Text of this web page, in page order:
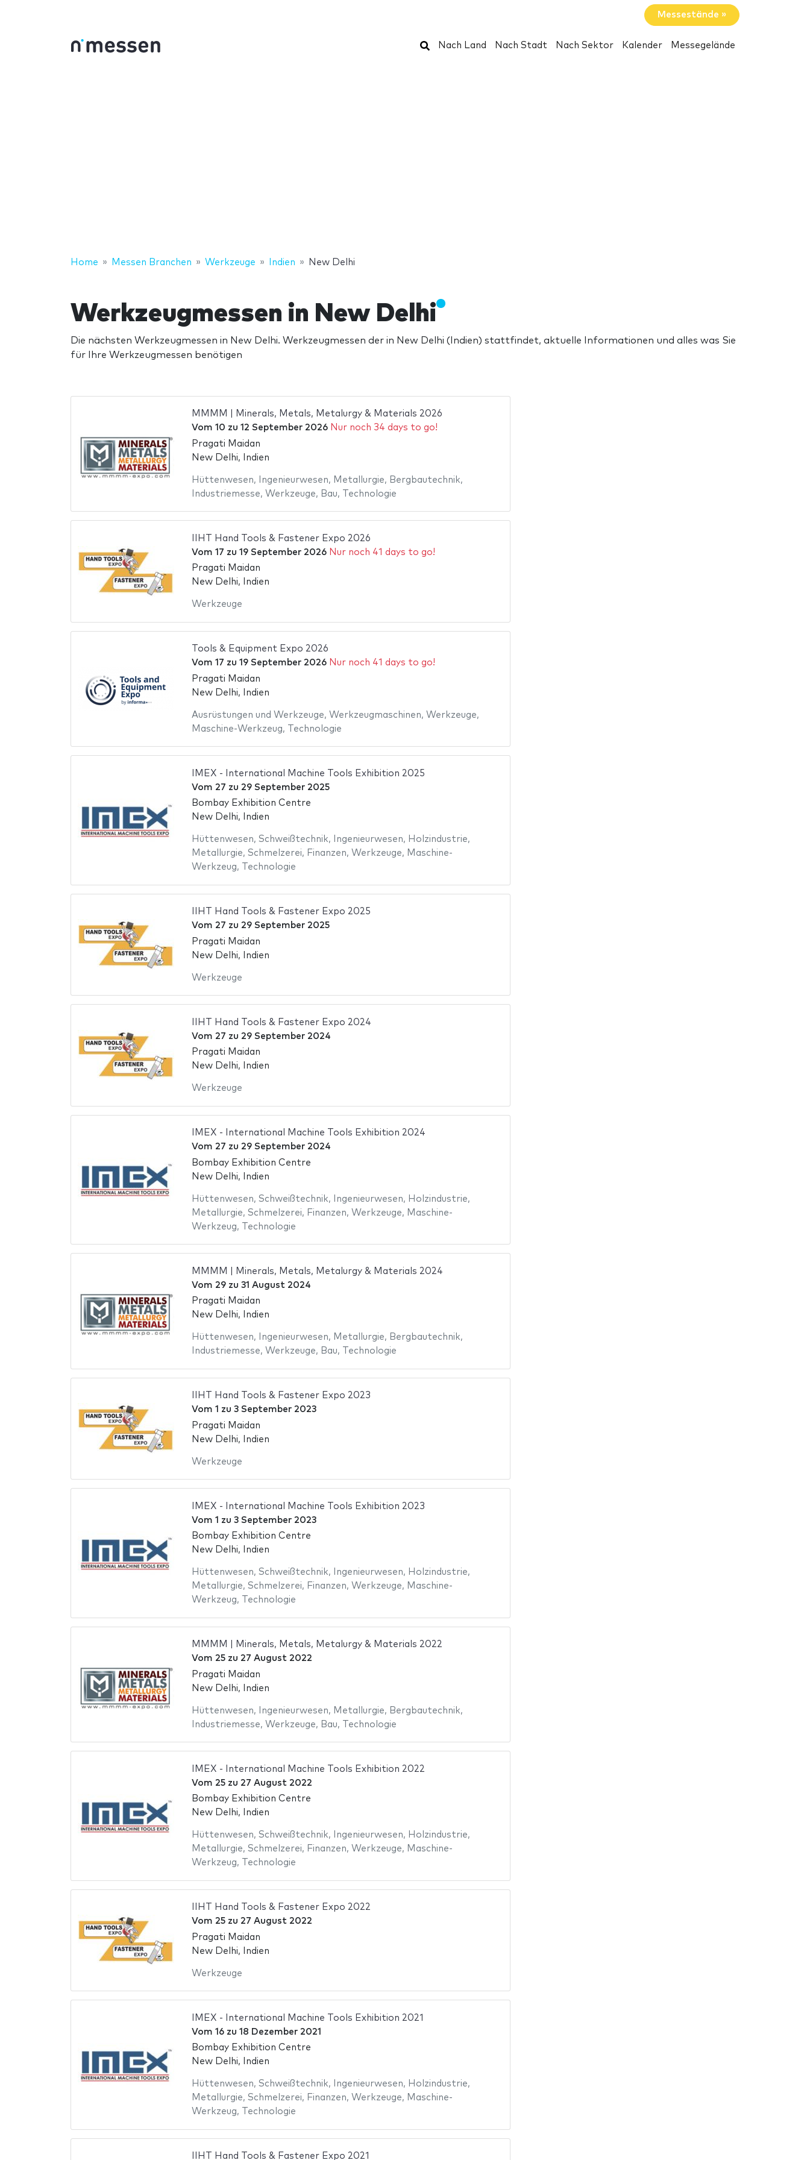
Messestände »
Suchen
Nach Land Nach Stadt Nach Sektor Kalender Messegelände
Home Messen Branchen Werkzeuge Indien New Delhi
Werkzeugmessen in New Delhi
Die nächsten Werkzeugmessen in New Delhi. Werkzeugmessen der in New Delhi (Indien) stattfindet, aktuelle Informationen und alles was Sie
für Ihre Werkzeugmessen benötigen
MMMM | Minerals, Metals, Metalurgy & Materials 2026
Vom 10 zu 12 September 2026 Nur noch 34 days to go!
Pragati Maidan
New Delhi, Indien
Hüttenwesen, Ingenieurwesen, Metallurgie, Bergbautechnik,
Industriemesse, Werkzeuge, Bau, Technologie
IIHT Hand Tools & Fastener Expo 2026
Vom 17 zu 19 September 2026 Nur noch 41 days to go!
Pragati Maidan
New Delhi, Indien
Werkzeuge
Tools & Equipment Expo 2026
Vom 17 zu 19 September 2026 Nur noch 41 days to go!
Pragati Maidan
New Delhi, Indien
Ausrüstungen und Werkzeuge, Werkzeugmaschinen, Werkzeuge,
Maschine-Werkzeug, Technologie
IMEX - International Machine Tools Exhibition 2025
Vom 27 zu 29 September 2025
Bombay Exhibition Centre
New Delhi, Indien
Hüttenwesen, Schweißtechnik, Ingenieurwesen, Holzindustrie,
Metallurgie, Schmelzerei, Finanzen, Werkzeuge, Maschine-
Werkzeug, Technologie
IIHT Hand Tools & Fastener Expo 2025
Vom 27 zu 29 September 2025
Pragati Maidan
New Delhi, Indien
Werkzeuge
IIHT Hand Tools & Fastener Expo 2024
Vom 27 zu 29 September 2024
Pragati Maidan
New Delhi, Indien
Werkzeuge
IMEX - International Machine Tools Exhibition 2024
Vom 27 zu 29 September 2024
Bombay Exhibition Centre
New Delhi, Indien
Hüttenwesen, Schweißtechnik, Ingenieurwesen, Holzindustrie,
Metallurgie, Schmelzerei, Finanzen, Werkzeuge, Maschine-
Werkzeug, Technologie
MMMM | Minerals, Metals, Metalurgy & Materials 2024
Vom 29zu 31 August 2024
Pragati Maidan
New Delhi, Indien
Hüttenwesen, Ingenieurwesen, Metallurgie, Bergbautechnik,
Industriemesse, Werkzeuge, Bau, Technologie
IIHT Hand Tools & Fastener Expo 2023
Vom 1 zu 3 September 2023
Pragati Maidan
New Delhi, Indien
Werkzeuge
IMEX - International Machine Tools Exhibition 2023
Vom 1 zu 3 September 2023
Bombay Exhibition Centre
New Delhi, Indien
Hüttenwesen, Schweißtechnik, Ingenieurwesen, Holzindustrie,
Metallurgie, Schmelzerei, Finanzen, Werkzeuge, Maschine-
Werkzeug, Technologie
MMMM | Minerals, Metals, Metalurgy & Materials 2022
Vom 25zu 27 August 2022
Pragati Maidan
New Delhi, Indien
Hüttenwesen, Ingenieurwesen, Metallurgie, Bergbautechnik,
Industriemesse, Werkzeuge, Bau, Technologie
IMEX - International Machine Tools Exhibition 2022
Vom 25zu 27 August 2022
Bombay Exhibition Centre
New Delhi, Indien
Hüttenwesen, Schweißtechnik, Ingenieurwesen, Holzindustrie,
Metallurgie, Schmelzerei, Finanzen, Werkzeuge, Maschine-
Werkzeug, Technologie
IIHT Hand Tools & Fastener Expo 2022
Vom 25zu 27 August 2022
Pragati Maidan
New Delhi, Indien
Werkzeuge
IMEX - International Machine Tools Exhibition 2021
Vom 16zu 18 Dezember 2021
Bombay Exhibition Centre
New Delhi, Indien
Hüttenwesen, Schweißtechnik, Ingenieurwesen, Holzindustrie,
Metallurgie, Schmelzerei, Finanzen, Werkzeuge, Maschine-
Werkzeug, Technologie
IIHT Hand Tools & Fastener Expo 2021